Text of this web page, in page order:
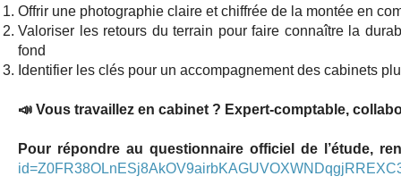
Offrir une photographie claire et chiffrée de la montée en
Valoriser les retours du terrain pour faire connaître la
fond
Identifier les clés pour un accompagnement des cabinets
📣 Vous travaillez en cabinet ? Expert-comptable,
Pour répondre au questionnaire officiel de l’étude,